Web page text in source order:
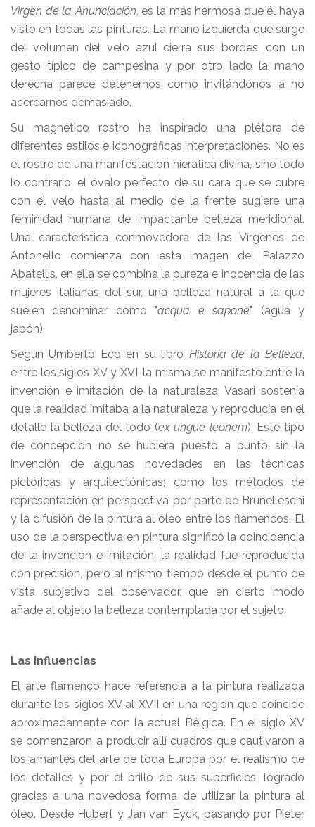
Virgen de la Anunciación , es la más hermosa que él haya
visto en todas las pinturas. La mano izquierda que surge
del volumen del velo azul cierra sus bordes, con un
gesto típico de campesina y por otro lado la mano
derecha parece detenernos como invitándonos a no
acercarnos demasiado.
Su magnético rostro ha inspirado una plétora de
diferentes estilos e iconográficas interpretaciones. No es
el rostro de una manifestación hierática divina, sino todo
lo contrario, el óvalo perfecto de su cara que se cubre
con el velo hasta al medio de la frente sugiere una
feminidad humana de impactante belleza meridional.
Una característica conmovedora de las Vírgenes de
Antonello comienza con esta imagen del Palazzo
Abatellis, en ella se combina la pureza e inocencia de las
mujeres italianas del sur, una belleza natural a la que
suelen denominar como "acqua e sapone" (agua y
jabón).
Según Umberto Eco en su libro Historia de la Belleza
entre los siglos XV y XVI, la misma se manifestó entre la
invención e imitación de la naturaleza. Vasari sostenía
que la realidad imitaba a la naturaleza y reproducía en el
detalle la belleza del todo (ex ungue leonem). Este tipo
de concepción no se hubiera puesto a punto sin la
invención de algunas novedades en las técnicas
pictóricas y arquitectónicas; como los métodos de
representación en perspectiva por parte de Brunelleschi
y la difusión de la pintura al óleo entre los flamencos. El
uso de la perspectiva en pintura significó la coincidencia
de la invención e imitación, la realidad fue reproducida
con precisión, pero al mismo tiempo desde el punto de
vista subjetivo del observador, que en cierto modo
añade al objeto la belleza contemplada por el sujeto.
Las influencias
El arte flamenco hace referencia a la pintura realizada
durante los siglos XV al XVII en una región que coincide
aproximadamente con la actual Bélgica. En el siglo XV
se comenzaron a producir allí cuadros que cautivaron a
los amantes del arte de toda Europa por el realismo de
los detalles y por el brillo de sus superficies, logrado
gracias a una novedosa forma de utilizar la pintura al
óleo. Desde Hubert y Jan van Eyck, pasando por Pieter